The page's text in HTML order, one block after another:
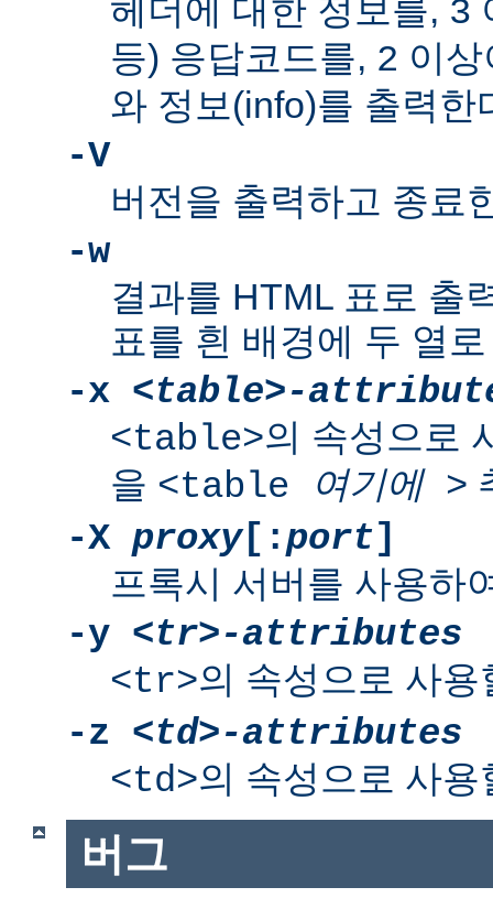
헤더에 대한 정보를, 3
등) 응답코드를, 2 이
와 정보(info)를 출력한
-V
버전을 출력하고 종료
-w
결과를 HTML 표로 출
표를 흰 배경에 두 열
-x <table>-
<table>의 속성으로
을 <table 여기에>
-X proxy[:port]
프록시 서버를 사용하
-y <tr>-attributes
<tr>의 속성으로 사용
-z <td>-attributes
<td>의 속성으로 사용
버그